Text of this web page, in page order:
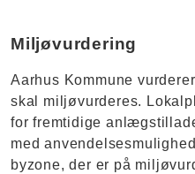
Miljøvurdering
Aarhus Kommune
skal miljøvurderes.
for fremtidige
med
byzone, der er på